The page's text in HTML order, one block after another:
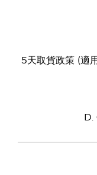
5天取貨政策 (適
D.